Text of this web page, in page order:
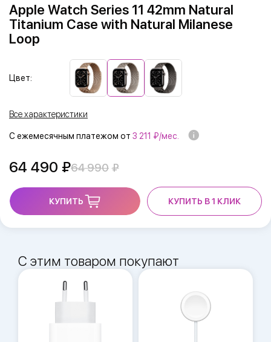
Apple Watch Series 11 42mm Natural
Titanium Case with Natural Milanese
Loop
Цвет:
Все характеристики
С ежемесячным платежом от 3 211 ₽/мес.
64 490 64 990
КУПИТЬ КУПИТЬ В 1 КЛИК
С этим товаром покупают